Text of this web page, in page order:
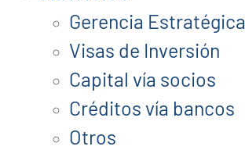
Gerencia Estratégica
Visas de Inversión
Capital vía socios
Créditos vía bancos
Otros